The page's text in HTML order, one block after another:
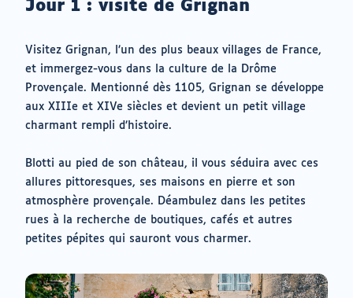
Jour 1 : visite de Grignan
Visitez Grignan, l’un des plus beaux villages de France,
et immergez-vous dans la culture de la Drôme
Provençale. Mentionné dès 1105, Grignan se développe
aux XIIIe et XIVe siècles et devient un petit village
charmant rempli d’histoire.
Blotti au pied de son château, il vous séduira avec ces
allures pittoresques, ses maisons en pierre et son
atmosphère provençale. Déambulez dans les petites
rues à la recherche de boutiques, cafés et autres
petites pépites qui sauront vous charmer.